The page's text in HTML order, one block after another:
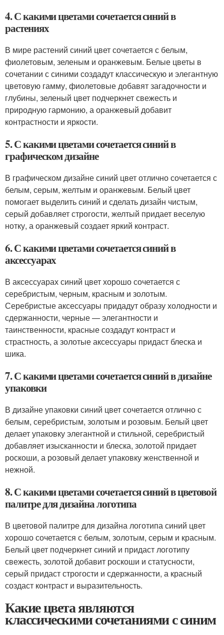
4. С какими цветами сочетается синий в
растениях
В мире растений синий цвет сочетается с белым,
фиолетовым, зеленым и оранжевым. Белые цветы в
сочетании с синими создадут классическую и элегантную
цветовую гамму, фиолетовые добавят загадочности и
глубины, зеленый цвет подчеркнет свежесть и
природную гармонию, а оранжевый добавит
контрастности и яркости.
5. С какими цветами сочетается синий в
графическом дизайне
В графическом дизайне синий цвет отлично сочетается с
белым, серым, желтым и оранжевым. Белый цвет
помогает выделить синий и сделать дизайн чистым,
серый добавляет строгости, желтый придает веселую
нотку, а оранжевый создает яркий контраст.
6. С какими цветами сочетается синий в
аксессуарах
В аксессуарах синий цвет хорошо сочетается с
серебристым, черным, красным и золотым.
Серебристые аксессуары придадут образу холодности и
сдержанности, черные — элегантности и
таинственности, красные создадут контраст и
страстность, а золотые аксессуары придаст блеска и
шика.
7. С какими цветами сочетается синий в дизайне
упаковки
В дизайне упаковки синий цвет сочетается отлично с
белым, серебристым, золотым и розовым. Белый цвет
делает упаковку элегантной и стильной, серебристый
добавляет изысканности и блеска, золотой придает
роскоши, а розовый делает упаковку женственной и
нежной.
8. С какими цветами сочетается синий в цветовой
палитре для дизайна логотипа
В цветовой палитре для дизайна логотипа синий цвет
хорошо сочетается с белым, золотым, серым и красным.
Белый цвет подчеркнет синий и придаст логотипу
свежесть, золотой добавит роскоши и статусности,
серый придаст строгости и сдержанности, а красный
создаст контраст и выразительность.
Какие цвета являются
классическими сочетаниями с синим